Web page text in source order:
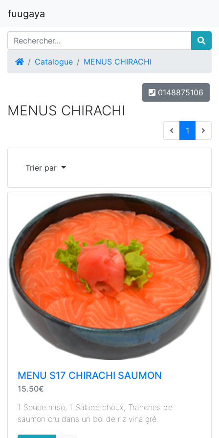
fuugaya
Accueil
Catalogue MENUS CHIRACHI
0148875106
MENUS CHIRACHI
1
Trier par
MENU S17 CHIRACHI SAUMON
15.50€
1 Soupe miso, 1 Salade choux, Tranches de
saumon cru dans un bol de riz vinaigré.